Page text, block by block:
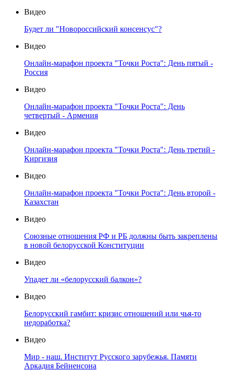
Видео
Будет ли "Новороссийский консенсус"?
Видео
Онлайн-марафон проекта "Точки Роста": День пятый -
Россия
Видео
Онлайн-марафон проекта "Точки Роста": День
четвертый - Армения
Видео
Онлайн-марафон проекта "Точки Роста": День третий -
Киргизия
Видео
Онлайн-марафон проекта "Точки Роста": День второй -
Казахстан
Видео
Союзные отношения РФ и РБ должны быть закреплены
в новой белорусской Конституции
Видео
Упадет ли «белорусский балкон»?
Видео
Белорусский гамбит: кризис отношений или чья-то
недоработка?
Видео
Мир - наш. Институт Русского зарубежья. Памяти
Аркадия Бейненсона